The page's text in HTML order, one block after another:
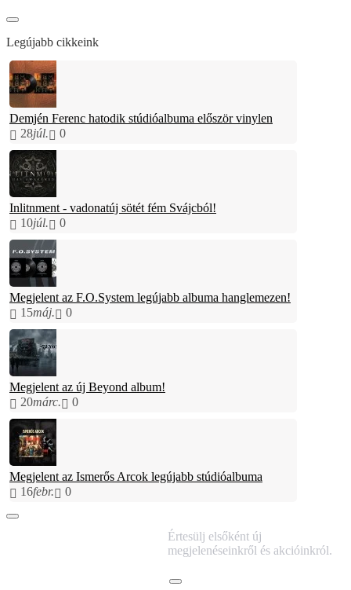
Legújabb cikkeink
Demjén Ferenc hatodik stúdióalbuma először vinylen
28júl. 0
Inlitnment - vadonatúj sötét fém Svájcból!
10júl. 0
Megjelent az F.O.System legújabb albuma hanglemezen!
15máj. 0
Megjelent az új Beyond album!
20márc. 0
Megjelent az Ismerős Arcok legújabb stúdióalbuma
16febr. 0
Értesülj elsőként új
megjelenéseinkről és akcióinkról.